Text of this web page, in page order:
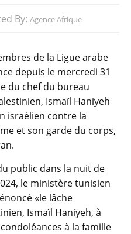
By: Agence Afrique
de la Ligue arabe
depuis le mercredi 31
du chef du bureau
Ismaïl Haniyeh
israélien contre la
et son garde du corps,
public dans la nuit de
le ministère tunisien
«le lâche
Ismaïl Haniyeh, à
à la famille